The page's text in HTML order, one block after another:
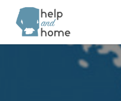
Rechercher: